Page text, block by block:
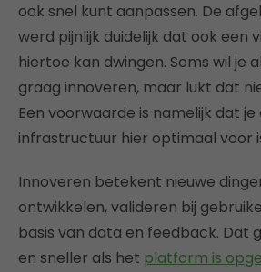
ook snel kunt aanpassen. De
werd pijnlijk duidelijk dat ook een
hiertoe kan dwingen. Soms wil je
graag innoveren, maar lukt dat
Een voorwaarde is namelijk dat je
infrastructuur hier optimaal voor
Innoveren betekent nieuwe
ontwikkelen, valideren bij
basis van data en feedback. Dat
en sneller als het platform is